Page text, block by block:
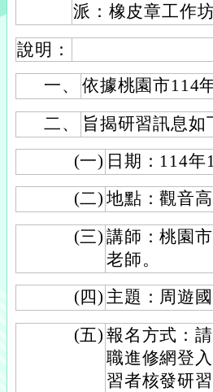
派：橡皮章工作
說明：
一、
依據桃園市114
二、
旨揭研習訊息如
(一) 日期：114
(二) 地點：觀音
(三) 講師：桃園
老師。
(四) 主題：周遊
(五) 報名方式：
職進修網登
習者核發研